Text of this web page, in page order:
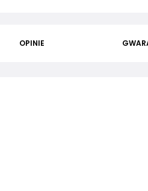
OPINIE